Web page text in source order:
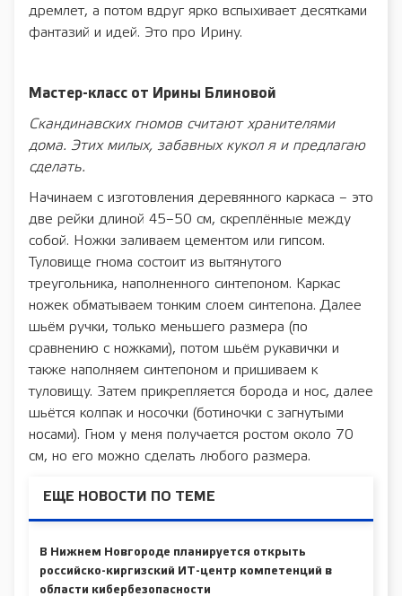
дремлет, а потом вдруг ярко вспыхивает десятками
фантазий и идей. Это про Ирину.
Мастер-класс от Ирины Блиновой
Скандинавских гномов считают хранителями
дома. Этих милых, забавных кукол я и предлагаю
сделать.
Начинаем с изготовления деревянного каркаса – это
две рейки длиной 45–50 см, скреплённые между
собой. Ножки заливаем цементом или гипсом.
Туловище гнома состоит из вытянутого
треугольника, наполненного синтепоном. Каркас
ножек обматываем тонким слоем синтепона. Далее
шьём ручки, только меньшего размера (по
сравнению с ножками), потом шьём рукавички и
также наполняем синтепоном и пришиваем к
туловищу. Затем прикрепляется борода и нос, далее
шьётся колпак и носочки (ботиночки с загнутыми
носами). Гном у меня получается ростом около 70
см, но его можно сделать любого размера.
ЕЩЕ НОВОСТИ ПО ТЕМЕ
В Нижнем Новгороде планируется открыть
российско-киргизский ИТ-центр компетенций в
области кибербезопасности